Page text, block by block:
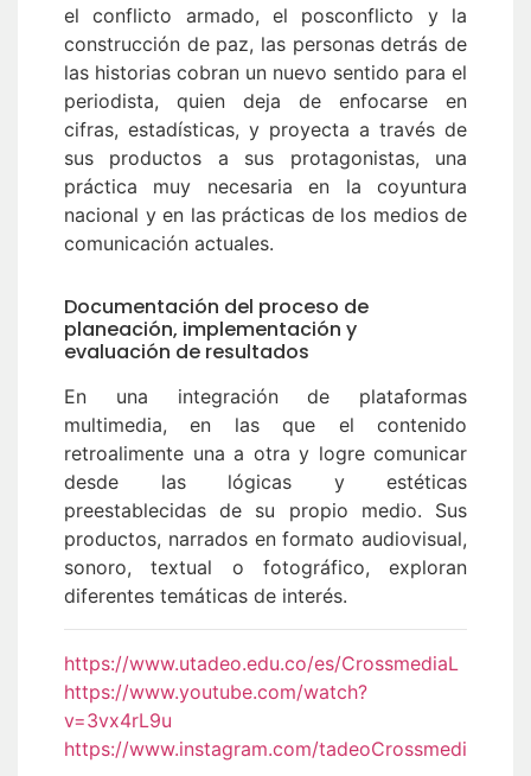
el conflicto armado, el posconflicto y la
construcción de paz, las personas detrás de
las historias cobran un nuevo sentido para el
periodista, quien deja de enfocarse en
cifras, estadísticas, y proyecta a través de
sus productos a sus protagonistas, una
práctica muy necesaria en la coyuntura
nacional y en las prácticas de los medios de
comunicación actuales.
Documentación del proceso de
planeación, implementación y
evaluación de resultados
En una integración de plataformas
multimedia, en las que el contenido
retroalimente una a otra y logre comunicar
desde las lógicas y estéticas
preestablecidas de su propio medio. Sus
productos, narrados en formato audiovisual,
sonoro, textual o fotográfico, exploran
diferentes temáticas de interés.
https://www.utadeo.edu.co/es/CrossmediaL
https://www.youtube.com/watch?
v=3vx4rL9u
https://www.instagram.com/tadeoCrossmedi